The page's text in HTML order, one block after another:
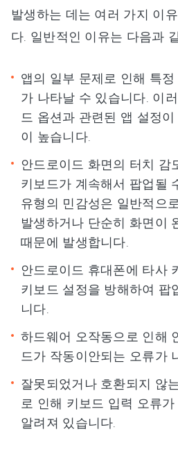
발생하는 데는 여러 가지 이
다. 일반적인 이유는 다음과
앱의 일부 문제로 인해 특
가 나타날 수 있습니다. 이
드 옵션과 관련된 앱 설정
이 높습니다.
안드로이드 화면의 터치 감
키보드가 계속해서 팝업될
유형의 민감성은 일반적으
발생하거나 단순히 화면이
때문에 발생합니다.
안드로이드 휴대폰에 타사
키보드 설정을 방해하여 팝
니다.
하드웨어 오작동으로 인해
드가 작동이안되는 오류가
잘못되었거나 호환되지 않
로 인해 키보드 입력 오류
알려져 있습니다.